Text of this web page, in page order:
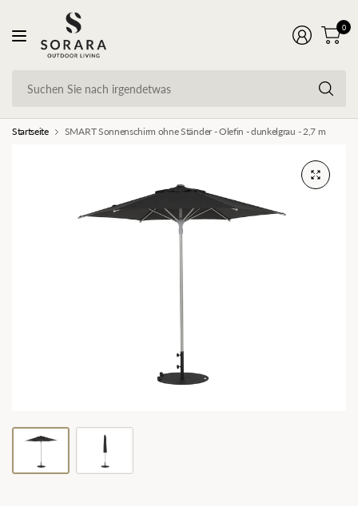
0
Startseite SMART Sonnenschirm ohne Ständer - Olefin - dunkelgrau - 2,7 m